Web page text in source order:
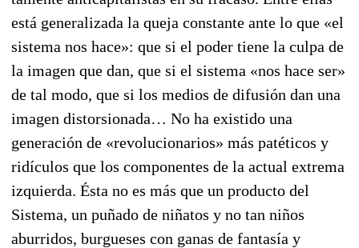
está generalizada la queja constante ante lo que «el
sistema nos hace»: que si el poder tiene la culpa de
la imagen que dan, que si el sistema «nos hace ser»
de tal modo, que si los medios de difusión dan una
imagen distorsionada… No ha exis­tido una
generación de «revolucionarios» más patéticos y
ridículos que los componentes de la ac­tual extrema
izquierda. Ésta no es más que un producto del
Sistema, un puñado de niñatos y no tan niños
aburridos, burgueses con ganas de fantasía y